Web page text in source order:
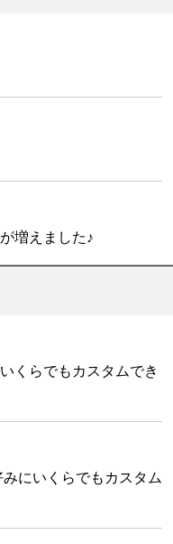
増えました♪
くらでもカスタムでき
にいくらでもカスタム